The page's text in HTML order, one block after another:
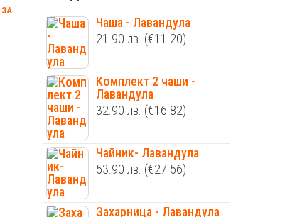
ЗА
Чаша - Лавандула
21.90 лв. (€11.20)
Комплект 2 чаши -
Лавандула
32.90 лв. (€16.82)
Чайник- Лавандула
53.90 лв. (€27.56)
Захарница - Лавандула